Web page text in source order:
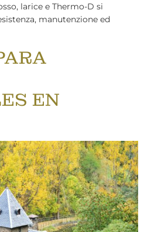
larice e Thermo-D si
manutenzione ed
EN